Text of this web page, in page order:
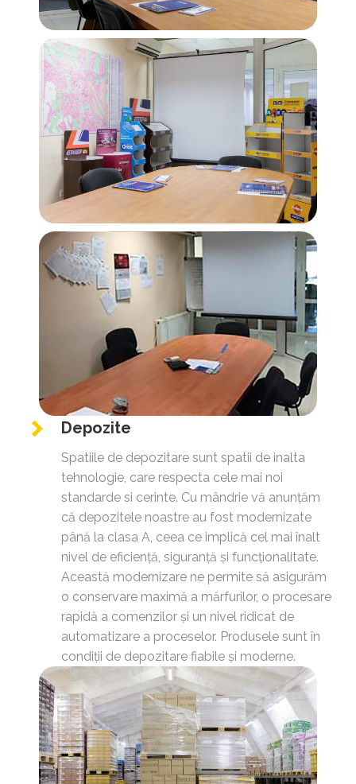
Depozite
Spatiile de depozitare sunt spatii de inalta
tehnologie, care respecta cele mai noi
standarde si cerinte. Cu mândrie vă anunțăm
că depozitele noastre au fost modernizate
până la clasa A, ceea ce implică cel mai înalt
nivel de eficiență, siguranță și funcționalitate.
Această modernizare ne permite să asigurăm
o conservare maximă a mărfurilor, o procesare
rapidă a comenzilor și un nivel ridicat de
automatizare a proceselor. Produsele sunt în
condiții de depozitare fiabile și moderne.